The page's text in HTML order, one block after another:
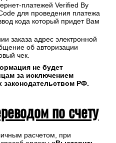
платежей Verified By
для проведения платежа
кода который придет Вам
заказа адрес электронной
об авторизации
чек.
не будет
за исключением
законодательством РФ.
по счету
расчетом, при